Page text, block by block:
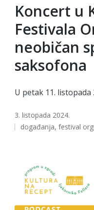
Koncert u
Festivala
neobičan
saksofona
U petak 11. listopada
3. listopada 2024.
Tags:
događanja, festival